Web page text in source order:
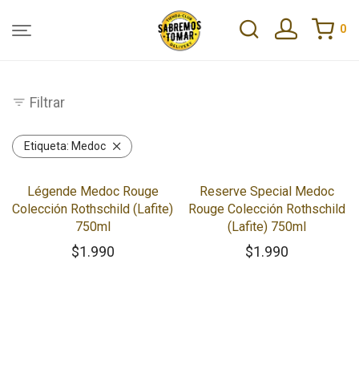
0
Filtrar
Etiqueta: Medoc
Légende Medoc Rouge
Colección Rothschild (Lafite)
750ml
$1.990
Reserve Special Medoc
Rouge Colección Rothschild
(Lafite) 750ml
$1.990